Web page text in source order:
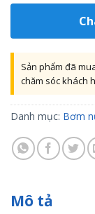
Sản phẩm đã
chăm sóc khách
Danh mục: Bơm
Mô tả